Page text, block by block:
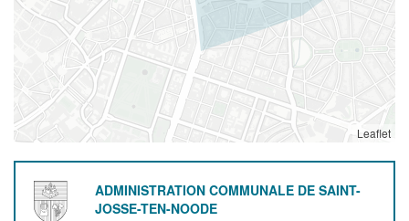
Leaflet
ADMINISTRATION COMMUNALE DE SAINT-
JOSSE-TEN-NOODE